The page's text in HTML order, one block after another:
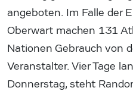
angeboten. Im Falle der
Oberwart machen 131
Nationen Gebrauch von
Veranstalter. Vier Tage
Donnerstag, steht